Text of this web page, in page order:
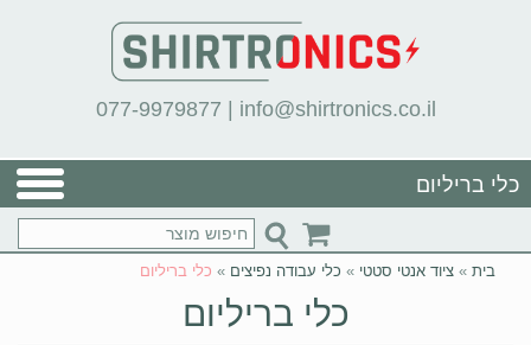
077-9979877 | info@shirtronics.co.il
כלי בריליום
בית » ציוד אנטי סטטי » כלי עבודה נפיצים » כלי בריליום
כלי בריליום